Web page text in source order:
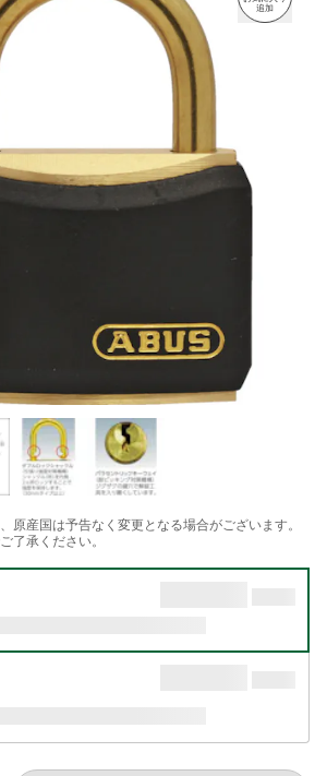
原産国は予告なく変更となる場合がございます。
了承ください。